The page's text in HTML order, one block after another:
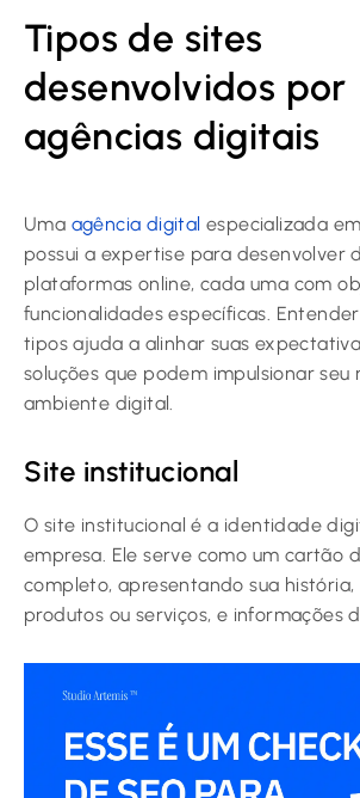
Tipos de sites
desenvolvidos por
agências digitais
Uma agência digital especializada
possui a expertise para desenvolver
plataformas online, cada uma com
funcionalidades específicas.
tipos ajuda a alinhar suas
soluções que podem impulsionar seu
ambiente digital.
Site institucional
O site institucional é a identidade
empresa. Ele serve como um cartão
completo, apresentando sua história,
produtos ou serviços, e informações